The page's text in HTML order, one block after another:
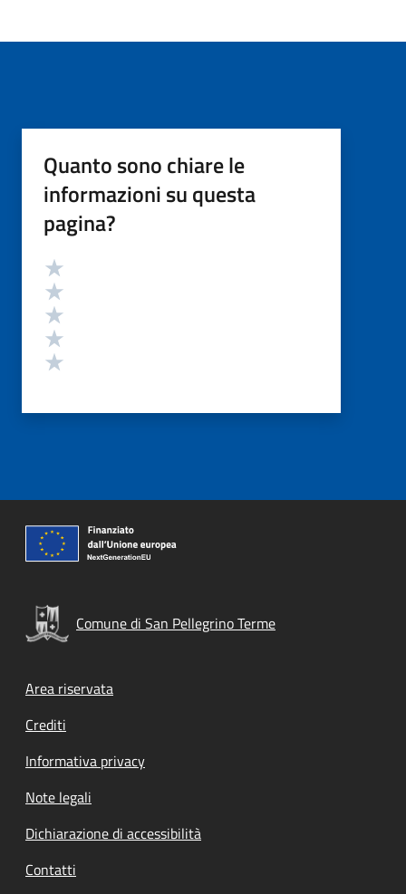
Quanto sono chiare le
informazioni su questa
pagina?
Valutazione
Comune di San Pellegrino Terme
Footer menu
Area riservata
Crediti
Informativa privacy
Note legali
Dichiarazione di accessibilità
Contatti